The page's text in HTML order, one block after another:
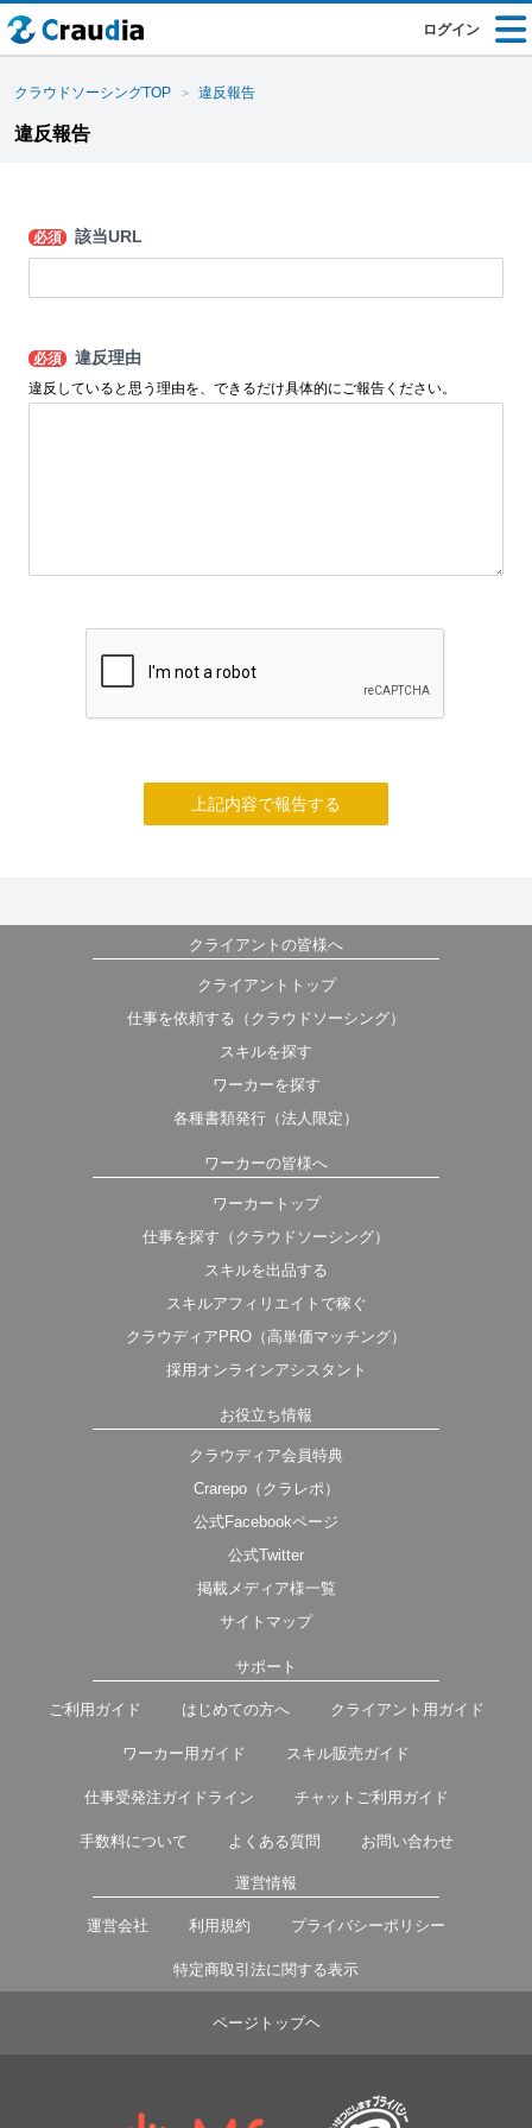
ログイン
クラウドソーシングTOP 違反報告
違反報告
必須 該当URL
必須 違反理由
違反していると思う理由を、できるだけ具体的にご報告ください。
上記内容で報告する
クライアントの皆様へ
クライアントトップ
仕事を依頼する（クラウドソーシング）
スキルを探す
ワーカーを探す
各種書類発行（法人限定）
ワーカーの皆様へ
ワーカートップ
仕事を探す（クラウドソーシング）
スキルを出品する
スキルアフィリエイトで稼ぐ
クラウディアPRO（高単価マッチング）
採用オンラインアシスタント
お役立ち情報
クラウディア会員特典
Crarepo（クラレポ）
公式Facebookページ
公式Twitter
掲載メディア様一覧
サイトマップ
サポート
ご利用ガイド はじめての方へ クライアント用ガイド
ワーカー用ガイド スキル販売ガイド
仕事受発注ガイドライン チャットご利用ガイド
手数料について よくある質問 お問い合わせ
運営情報
運営会社 利用規約 プライバシーポリシー
特定商取引法に関する表示
ページトップヘ